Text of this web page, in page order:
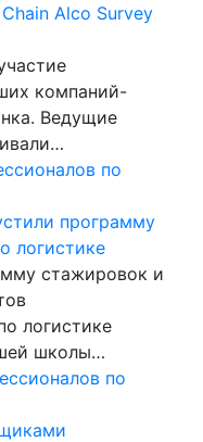
Alco Survey
компаний-
Ведущие
по
программу
логистике
стажировок и
логистике
школы…
по